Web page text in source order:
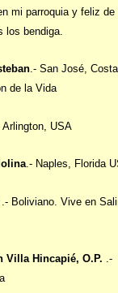
mi parroquia y feliz de
los bendiga.
.- San José,
de la Vida
Arlington, USA
.- Naples, Florida
.- Boliviano. Vive en
Villa Hincapié, O.P. .-